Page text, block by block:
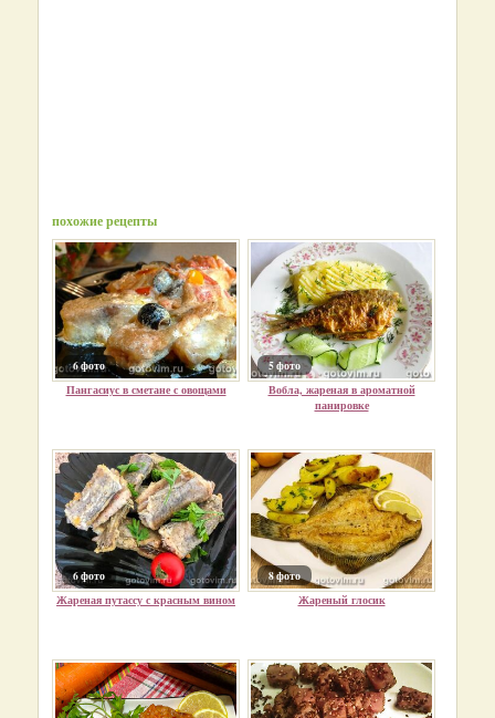
похожие рецепты
6 фото
Пангасиус в сметане с овощами
5 фото
Вобла, жареная в ароматной
панировке
6 фото
Жареная путассу с красным вином
8 фото
Жареный глосик